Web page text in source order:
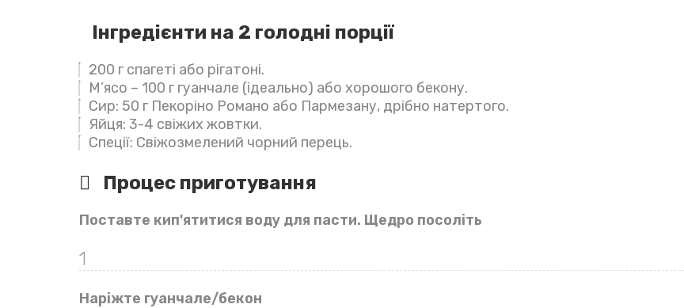
Інгредієнти на 2 голодні порції
200 г спагеті або рігатоні.
М’ясо – 100 г гуанчале (ідеально) або хорошого бекону.
Сир: 50 г Пекоріно Романо або Пармезану, дрібно натертого.
Яйця: 3-4 свіжих жовтки.
Спеції: Свіжозмелений чорний перець.
Процес приготування
Поставте кип'ятитися воду для пасти. Щедро посоліть
1
Наріжте гуанчале/бекон